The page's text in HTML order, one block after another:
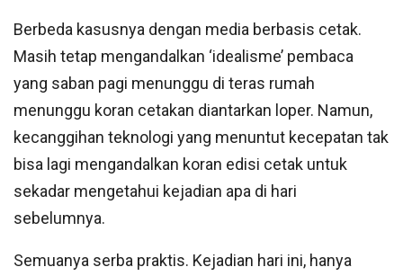
Berbeda kasusnya dengan media berbasis cetak.
Masih tetap mengandalkan ‘idealisme’ pembaca
yang saban pagi menunggu di teras rumah
menunggu koran cetakan diantarkan loper. Namun,
kecanggihan teknologi yang menuntut kecepatan tak
bisa lagi mengandalkan koran edisi cetak untuk
sekadar mengetahui kejadian apa di hari
sebelumnya.
Semuanya serba praktis. Kejadian hari ini, hanya